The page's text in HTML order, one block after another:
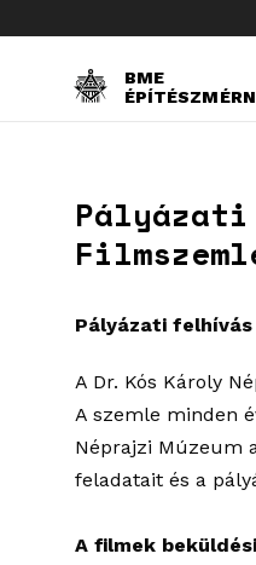
BME
Pályázati
Pályázati felhívás
A Dr. Kós Károly
A szemle minden
Néprajzi Múzeum
feladatait és a
A filmek